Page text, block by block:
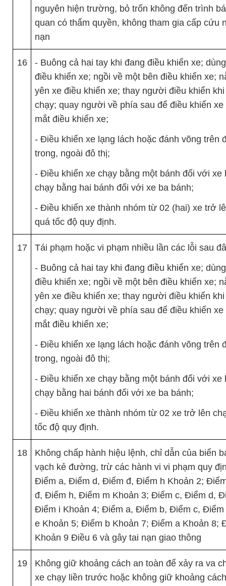
nguyên hiện trường, bỏ trốn không đến trình
quan có thẩm quyền, không tham gia cấp cứu
nạn
16
- Buông cả hai tay khi đang điều khiển xe;
điều khiển xe; ngồi về một bên điều khiển xe;
yên xe điều khiển xe; thay người điều khiển
chạy; quay người về phía sau để điều khiển xe
mắt điều khiển xe;
- Điều khiển xe lạng lách hoặc đánh võng trên
trong, ngoài đô thị;
- Điều khiển xe chạy bằng một bánh đối với xe
chạy bằng hai bánh đối với xe ba bánh;
- Điều khiển xe thành nhóm từ 02 (hai) xe trở
quá tốc độ quy định.
17
Tái phạm hoặc vi phạm nhiều lần các lỗi sau
- Buông cả hai tay khi đang điều khiển xe;
điều khiển xe; ngồi về một bên điều khiển xe;
yên xe điều khiển xe; thay người điều khiển
chạy; quay người về phía sau để điều khiển xe
mắt điều khiển xe;
- Điều khiển xe lạng lách hoặc đánh võng trên
trong, ngoài đô thị;
- Điều khiển xe chạy bằng một bánh đối với xe
chạy bằng hai bánh đối với xe ba bánh;
- Điều khiển xe thành nhóm từ 02 xe trở lên
tốc độ quy định.
18
Không chấp hành hiệu lệnh, chỉ dẫn của biển
vạch kẻ đường, trừ các hành vi vi phạm quy
Điểm a, Điểm d, Điểm đ, Điểm h Khoản 2;
đ, Điểm h, Điểm m Khoản 3; Điểm c, Điểm d,
Điểm i Khoản 4; Điểm a, Điểm b, Điểm c,
e Khoản 5; Điểm b Khoản 7; Điểm a Khoản 8;
Khoản 9 Điều 6 và gây tai nạn giao thông
19
Không giữ khoảng cách an toàn để xảy ra va
xe chạy liền trước hoặc không giữ khoảng